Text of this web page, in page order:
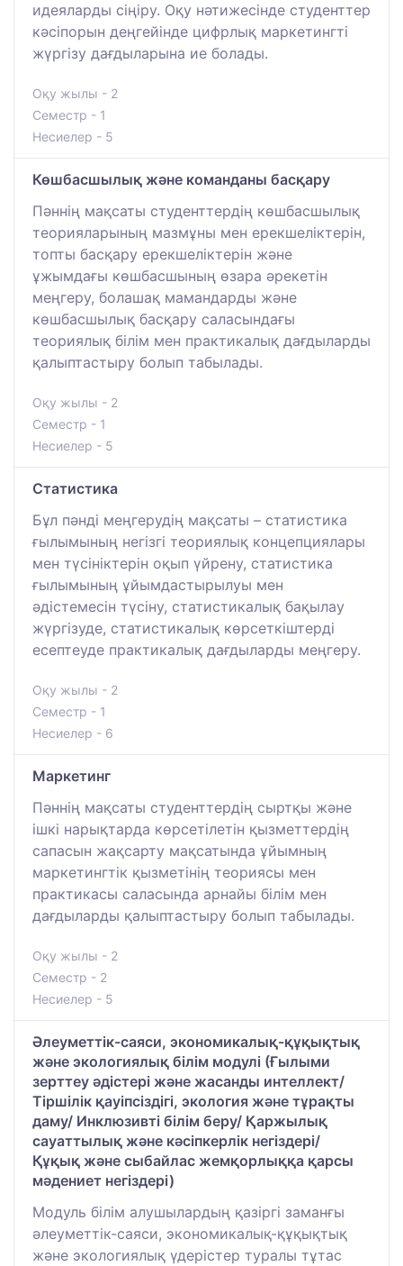
идеяларды сіңіру. Оқу нәтижесінде студенттер
кәсіпорын деңгейінде цифрлық маркетингті
жүргізу дағдыларына ие болады.
Оқу жылы - 2
Семестр - 1
Несиелер - 5
Көшбасшылық және команданы басқару
Пәннің мақсаты студенттердің көшбасшылық
теорияларының мазмұны мен ерекшеліктерін,
топты басқару ерекшеліктерін және
ұжымдағы көшбасшының өзара әрекетін
меңгеру, болашақ мамандарды және
көшбасшылық басқару саласындағы
теориялық білім мен практикалық дағдыларды
қалыптастыру болып табылады.
Оқу жылы - 2
Семестр - 1
Несиелер - 5
Статистика
Бұл пәнді меңгерудің мақсаты – статистика
ғылымының негізгі теориялық концепциялары
мен түсініктерін оқып үйрену, статистика
ғылымының ұйымдастырылуы мен
әдістемесін түсіну, статистикалық бақылау
жүргізуде, статистикалық көрсеткіштерді
есептеуде практикалық дағдыларды меңгеру.
Оқу жылы - 2
Семестр - 1
Несиелер - 6
Маркетинг
Пәннің мақсаты студенттердің сыртқы және
ішкі нарықтарда көрсетілетін қызметтердің
сапасын жақсарту мақсатында ұйымның
маркетингтік қызметінің теориясы мен
практикасы саласында арнайы білім мен
дағдыларды қалыптастыру болып табылады.
Оқу жылы - 2
Семестр - 2
Несиелер - 5
Әлеуметтік-саяси, экономикалық-құқықтық
және экологиялық білім модулі (Ғылыми
зерттеу әдістері және жасанды интеллект/
Тіршілік қауіпсіздігі, экология және тұрақты
даму/ Инклюзивті білім беру/ Қаржылық
сауаттылық және кәсіпкерлік негіздері/
Құқық және сыбайлас жемқорлыққа қарсы
мәдениет негіздері)
Модуль білім алушылардың қазіргі заманғы
әлеуметтік-саяси, экономикалық-құқықтық
және экологиялық үдерістер туралы тұтас